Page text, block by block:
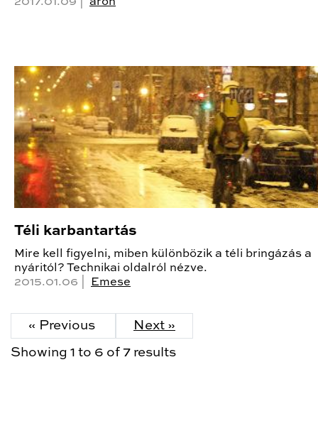
Téli karbantartás
Mire kell figyelni, miben különbözik a téli bringázás a
nyáritól? Technikai oldalról nézve.
2015.01.06 |
Emese
« Previous Next »
Showing 1 to 6 of 7 results